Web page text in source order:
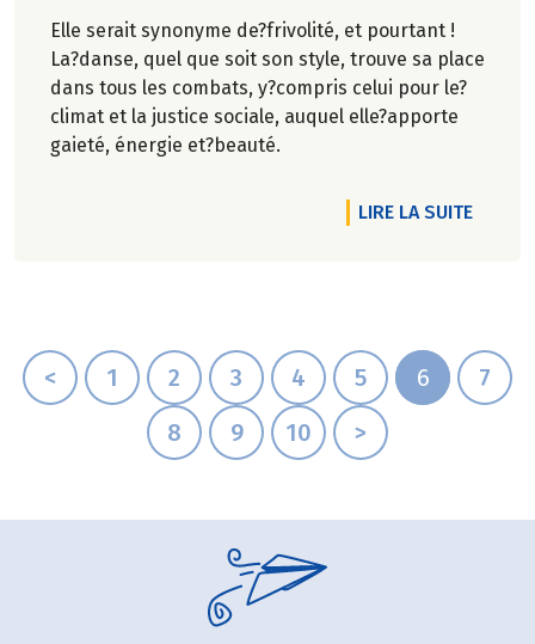
Elle serait synonyme de?frivolité, et pourtant !
La?danse, quel que soit son style, trouve sa place
dans tous les combats, y?compris celui pour le?
climat et la justice sociale, auquel elle?apporte
gaieté, énergie et?beauté.
LIRE LA SUITEDE
< 1 2 3 4 5 6
7
8
9 10 >